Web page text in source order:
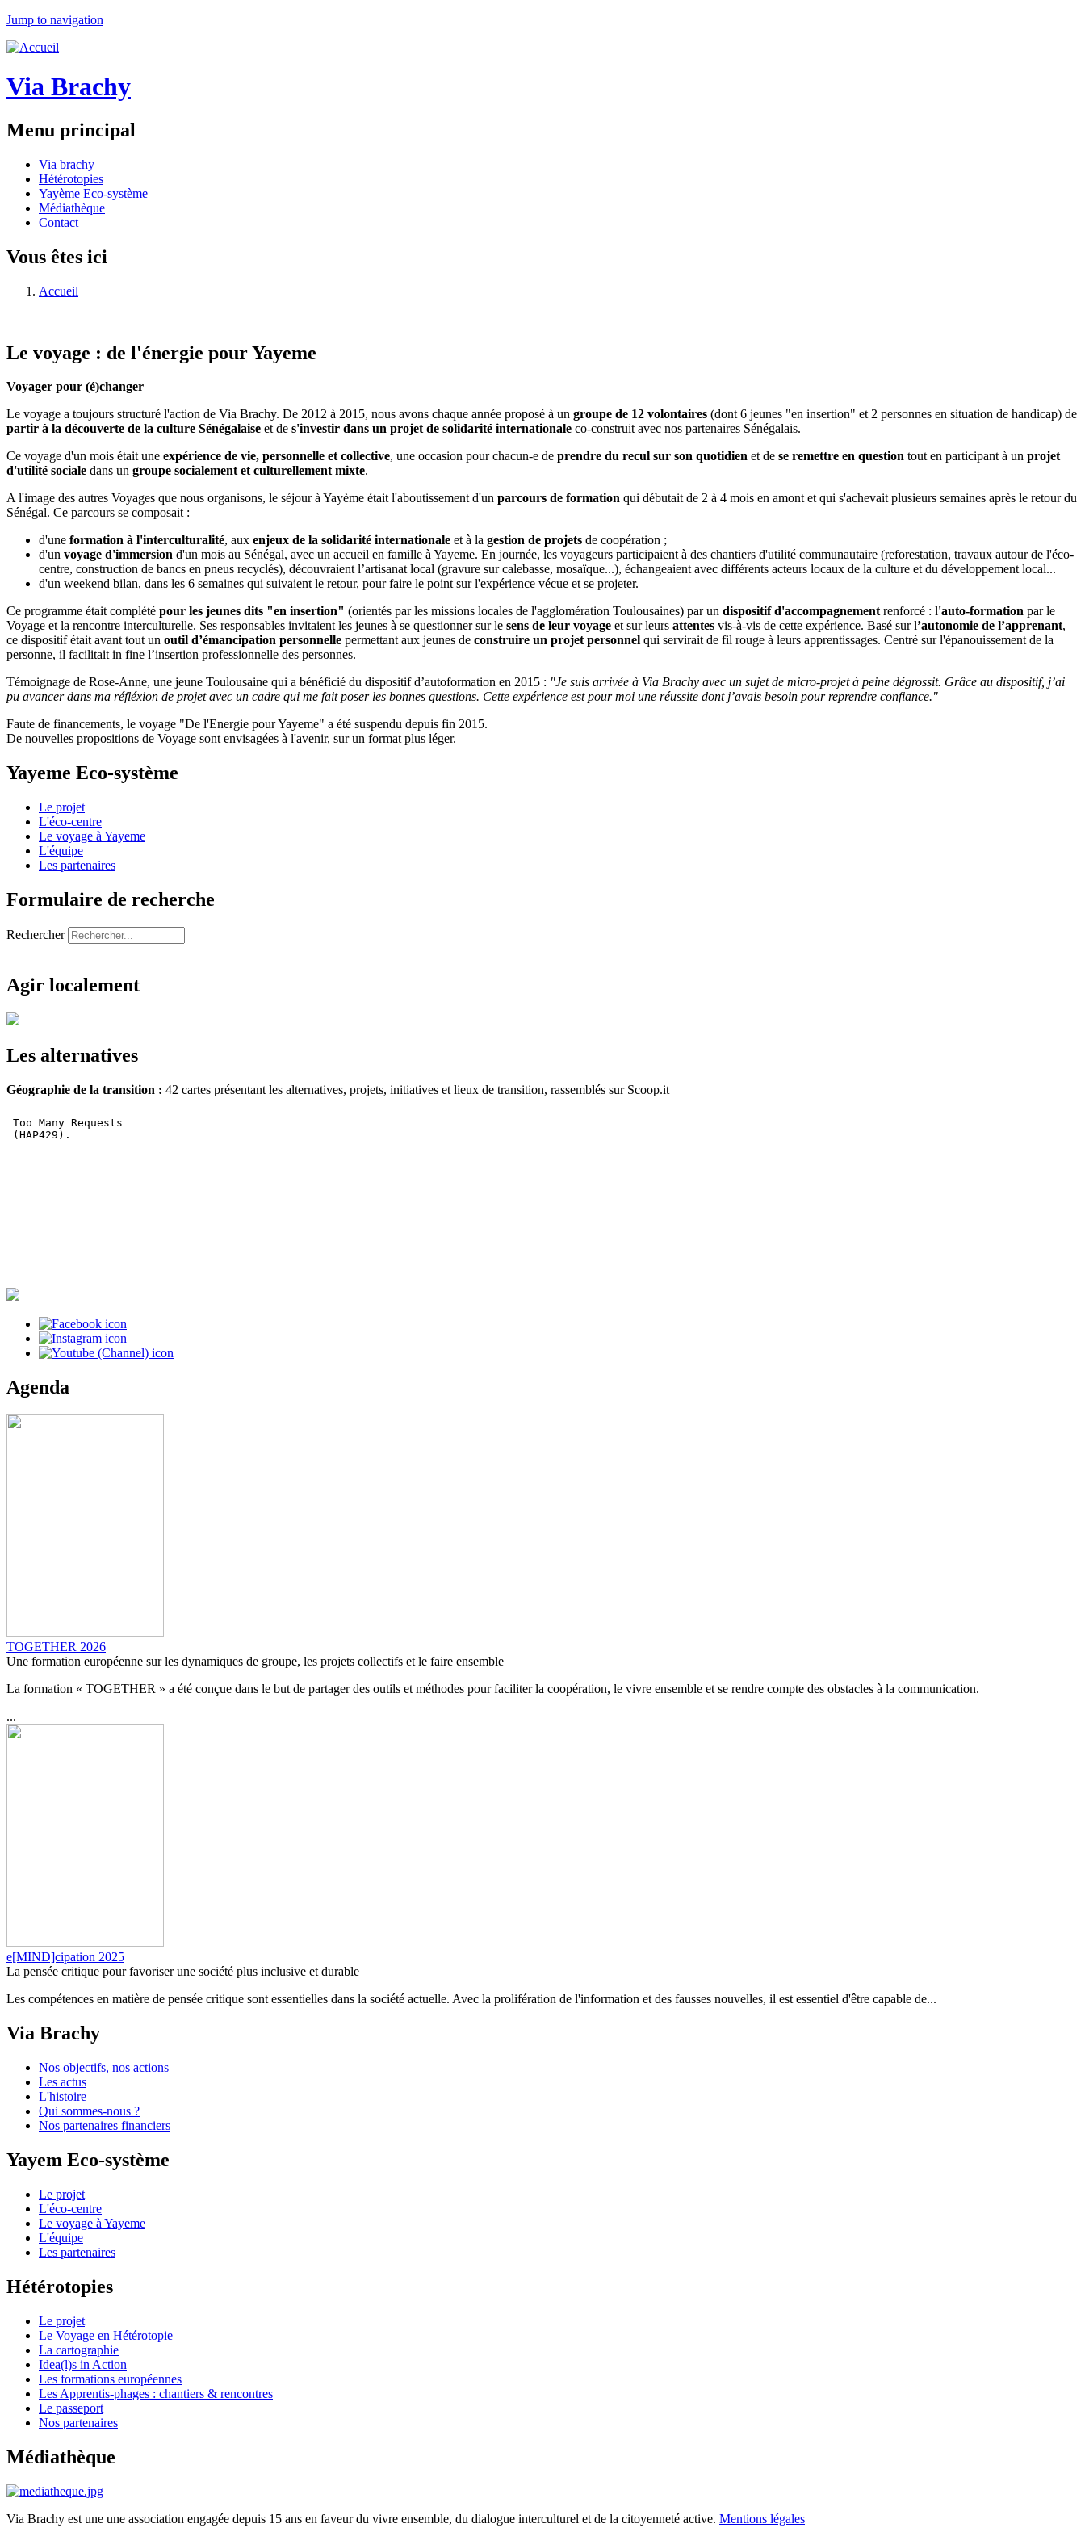
Jump to navigation
Via Brachy
Menu principal
Via brachy
Hétérotopies
Yayème Eco-système
Médiathèque
Contact
Vous êtes ici
Accueil
Le voyage : de l'énergie pour Yayeme
Voyager pour (é)changer
Le voyage a toujours structuré l'action de Via Brachy. De 2012 à 2015, nous avons chaque année proposé à un groupe de 12 volontaires (dont 6 jeunes "en insertion" et 2 personnes en situation de handicap) de
partir à la découverte de la culture Sénégalaise et de s'investir dans un projet de solidarité internationale co-construit avec nos partenaires Sénégalais.
Ce voyage d'un mois était une expérience de vie, personnelle et collective, une occasion pour chacun-e de prendre du recul sur son quotidien et de se remettre en question tout en participant à un projet
d'utilité sociale dans un groupe socialement et culturellement mixte.
A l'image des autres Voyages que nous organisons, le séjour à Yayème était l'aboutissement d'un parcours de formation qui débutait de 2 à 4 mois en amont et qui s'achevait plusieurs semaines après le retour du
Sénégal. Ce parcours se composait :
d'une formation à l'interculturalité, aux enjeux de la solidarité internationale et à la gestion de projets de coopération ;
d'un voyage d'immersion d'un mois au Sénégal, avec un accueil en famille à Yayeme. En journée, les voyageurs participaient à des chantiers d'utilité communautaire (reforestation, travaux autour de l'éco-
centre, construction de bancs en pneus recyclés), découvraient l’artisanat local (gravure sur calebasse, mosaïque...), échangeaient avec différents acteurs locaux de la culture et du développement local...
d'un weekend bilan, dans les 6 semaines qui suivaient le retour, pour faire le point sur l'expérience vécue et se projeter.
Ce programme était complété pour les jeunes dits "en insertion" (orientés par les missions locales de l'agglomération Toulousaines) par un dispositif d'accompagnementrenforcé : l'auto-formation par le
Voyage et la rencontre interculturelle. Ses responsables invitaient les jeunes à se questionner sur le sens de leur voyage et sur leurs attentes vis-à-vis de cette expérience. Basé sur l’autonomie de l’apprenant,
ce dispositif était avant tout un outil d’émancipation personnelle permettant aux jeunes de construire un projet personnel qui servirait de fil rouge à leurs apprentissages. Centré sur l'épanouissement de la
personne, il facilitait in fine l’insertion professionnelle des personnes.
Témoignage de Rose-Anne, une jeune Toulousaine qui a bénéficié du dispositif d’autoformation en 2015 : "Je suis arrivée à Via Brachy avec un sujet de micro-projet à peine dégrossit. Grâce au dispositif, j’ai
pu avancer dans ma réfléxion de projet avec un cadre qui me fait poser les bonnes questions. Cette expérience est pour moi une réussite dont j’avais besoin pour reprendre confiance."
Faute de financements, le voyage "De l'Energie pour Yayeme" a été suspendu depuis fin 2015.
De nouvelles propositions de Voyage sont envisagées à l'avenir, sur un format plus léger.
Yayeme Eco-système
Le projet
L'éco-centre
Le voyage à Yayeme
L'équipe
Les partenaires
Formulaire de recherche
Rechercher
Agir localement
Les alternatives
Géographie de la transition : 42 cartes présentant les alternatives, projets, initiatives et lieux de transition, rassemblés sur Scoop.it
Agenda
TOGETHER 2026
Une formation européenne sur les dynamiques de groupe, les projets collectifs et le faire ensemble
La formation « TOGETHER » a été conçue dans le but de partager des outils et méthodes pour faciliter la coopération, le vivre ensemble et se rendre compte des obstacles à la communication.
...
e[MIND]cipation 2025
La pensée critique pour favoriser une société plus inclusive et durable
Les compétences en matière de pensée critique sont essentielles dans la société actuelle. Avec la prolifération de l'information et des fausses nouvelles, il est essentiel d'être capable de...
Via Brachy
Nos objectifs, nos actions
Les actus
L'histoire
Qui sommes-nous ?
Nos partenaires financiers
Yayem Eco-système
Le projet
L'éco-centre
Le voyage à Yayeme
L'équipe
Les partenaires
Hétérotopies
Le projet
Le Voyage en Hétérotopie
La cartographie
Idea(l)s in Action
Les formations européennes
Les Apprentis-phages : chantiers & rencontres
Le passeport
Nos partenaires
Médiathèque
Via Brachy est une une association engagée depuis 15 ans en faveur du vivre ensemble, du dialogue interculturel et de la citoyenneté active. Mentions légales